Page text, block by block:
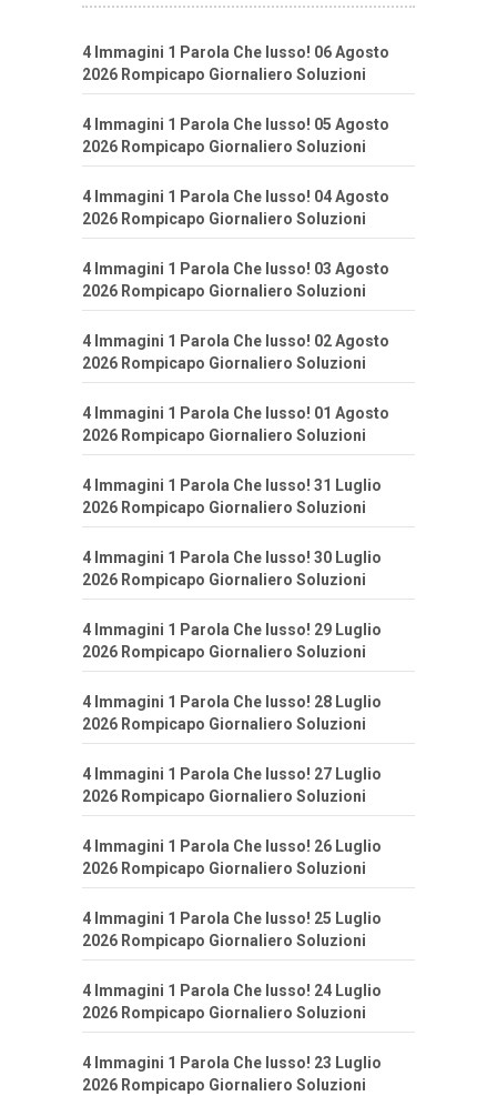
4 Immagini 1 Parola Che lusso! 06 Agosto
2026 Rompicapo Giornaliero Soluzioni
4 Immagini 1 Parola Che lusso! 05 Agosto
2026 Rompicapo Giornaliero Soluzioni
4 Immagini 1 Parola Che lusso! 04 Agosto
2026 Rompicapo Giornaliero Soluzioni
4 Immagini 1 Parola Che lusso! 03 Agosto
2026 Rompicapo Giornaliero Soluzioni
4 Immagini 1 Parola Che lusso! 02 Agosto
2026 Rompicapo Giornaliero Soluzioni
4 Immagini 1 Parola Che lusso! 01 Agosto
2026 Rompicapo Giornaliero Soluzioni
4 Immagini 1 Parola Che lusso! 31 Luglio
2026 Rompicapo Giornaliero Soluzioni
4 Immagini 1 Parola Che lusso! 30 Luglio
2026 Rompicapo Giornaliero Soluzioni
4 Immagini 1 Parola Che lusso! 29 Luglio
2026 Rompicapo Giornaliero Soluzioni
4 Immagini 1 Parola Che lusso! 28 Luglio
2026 Rompicapo Giornaliero Soluzioni
4 Immagini 1 Parola Che lusso! 27 Luglio
2026 Rompicapo Giornaliero Soluzioni
4 Immagini 1 Parola Che lusso! 26 Luglio
2026 Rompicapo Giornaliero Soluzioni
4 Immagini 1 Parola Che lusso! 25 Luglio
2026 Rompicapo Giornaliero Soluzioni
4 Immagini 1 Parola Che lusso! 24 Luglio
2026 Rompicapo Giornaliero Soluzioni
4 Immagini 1 Parola Che lusso! 23 Luglio
2026 Rompicapo Giornaliero Soluzioni